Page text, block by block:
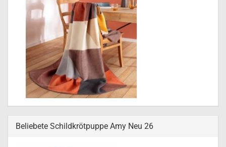
Beliebete Schildkrötpuppe Amy Neu 26